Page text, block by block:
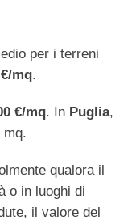
per i terreni
mq.
€/mq. In Puglia,
mq.
qualora il
o in luoghi di
il valore del